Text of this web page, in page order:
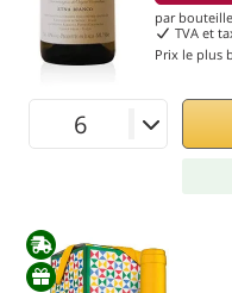
par
TVA et
Prix le plus